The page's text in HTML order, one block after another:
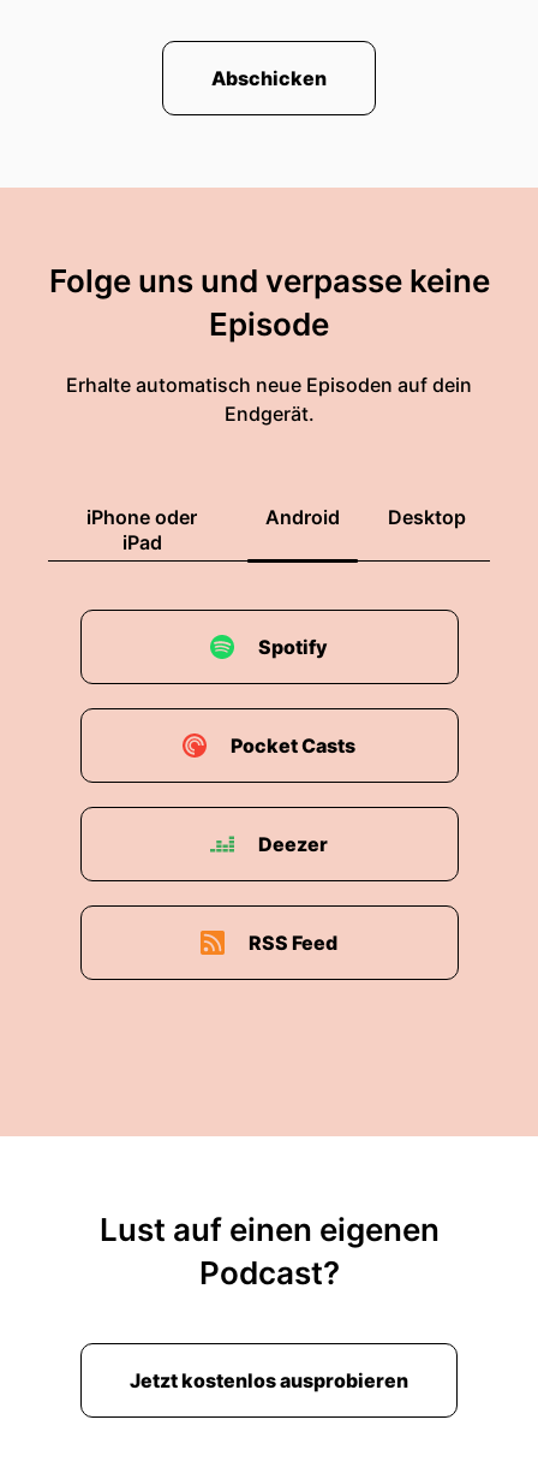
Abschicken
Folge uns und verpasse keine
Episode
Erhalte automatisch neue Episoden auf dein
Endgerät.
iPhone oder
iPad
Android Desktop
Spotify
Pocket Casts
Deezer
RSS Feed
Lust auf einen eigenen
Podcast?
Jetzt kostenlos ausprobieren